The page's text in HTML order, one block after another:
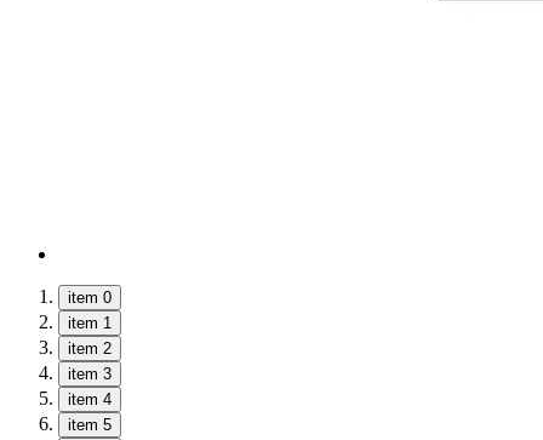
item 0
item 1
item 2
item 3
item 4
item 5